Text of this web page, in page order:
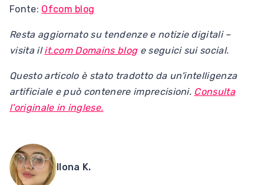
Fonte: Ofcom blog
Resta aggiornato su tendenze e notizie digitali –
visita ilit.com Domains bloge seguici sui social.
Questo articolo è stato tradotto da un'intelligenza
artificiale e può contenere imprecisioni. Consulta
l'originale in inglese.
Ilona K.